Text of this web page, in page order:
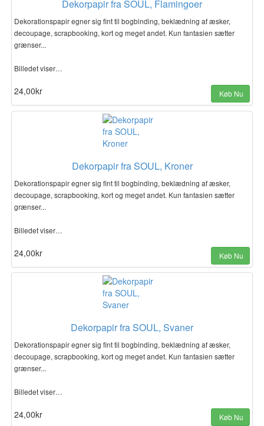
Dekorpapir fra SOUL, Flamingoer
Dekorationspapir egner sig fint til bogbinding, beklædning af æsker,
decoupage, scrapbooking, kort og meget andet. Kun fantasien sætter
grænser...
Billedet viser…
24,00kr Køb Nu
Dekorpapir fra SOUL, Kroner
Dekorationspapir egner sig fint til bogbinding, beklædning af æsker,
decoupage, scrapbooking, kort og meget andet. Kun fantasien sætter
grænser...
Billedet viser…
24,00kr Køb Nu
Dekorpapir fra SOUL, Svaner
Dekorationspapir egner sig fint til bogbinding, beklædning af æsker,
decoupage, scrapbooking, kort og meget andet. Kun fantasien sætter
grænser...
Billedet viser…
24,00kr Køb Nu